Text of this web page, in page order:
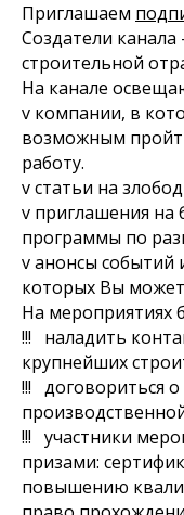
Приглашаем
Создатели
строительной
На канале
v компании, в
возможным
работу.
v статьи на
v приглашения на
программы по
v анонсы событий
которых Вы
На мероприятиях
!!! наладить
крупнейших
!!! договориться
!!! участники
призами:
повышению